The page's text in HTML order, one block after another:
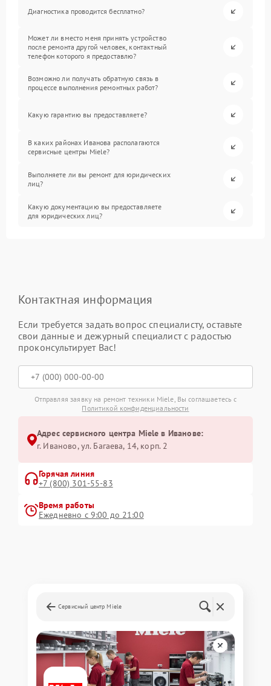
Диагностика проводится бесплатно?
Может ли вместо меня принять устройство
после ремонта другой человек, контактный
телефон которого я предоставлю?
Возможно ли получать обратную связь в
процессе выполнения ремонтных работ?
Какую гарантию вы предоставляете?
В каких районах Иванова располагаются
сервисные центры Miele?
Выполняете ли вы ремонт для юридических
лиц?
Какую документацию вы предоставляете
для юридических лиц?
Контактная информация
Если требуется задать вопрос специалисту, оставьте
свои данные и дежурный специалист с радостью
проконсультирует Вас!
Отправляя заявку на ремонт техники Miele, Вы соглашаетесь с
Политикой конфиденциальности
Адрес сервисного центра Miele в Иванове:
г. Иваново, ул. Багаева, 14, корп. 2
Горячая линия
+7 (800) 301-55-83
Время работы
Ежедневно с 9:00 до 21:00
Сервисный центр Miele